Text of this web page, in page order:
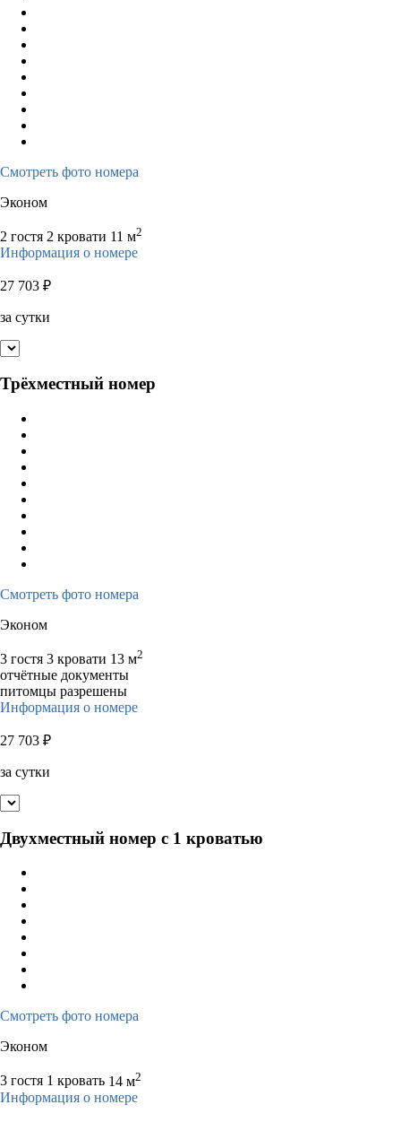
Смотреть фото номера
Эконом
2 гостя 2 кровати 11 м2
Информация о номере
27 703 ₽
за сутки
Трёхместный номер
Смотреть фото номера
Эконом
3 гостя 3 кровати 13 м2
отчётные документы
питомцы разрешены
Информация о номере
27 703 ₽
за сутки
Двухместный номер с 1 кроватью
Смотреть фото номера
Эконом
3 гостя 1 кровать 14 м2
Информация о номере